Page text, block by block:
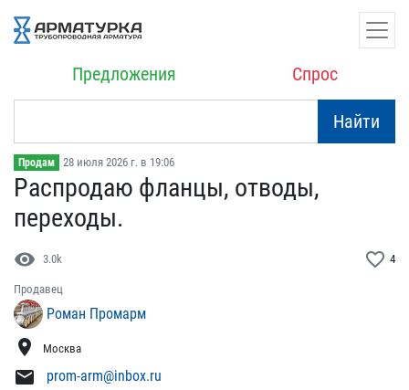
Предложения Спрос
Найти
Продам 28 июля 2026 г. в 19:06
Распродаю фланцы, отводы​,
переходы.
visibility 3.0k favorite_border 4
Продавец
Роман Промарм
location_on Москва
mail prom-arm@inbox.ru